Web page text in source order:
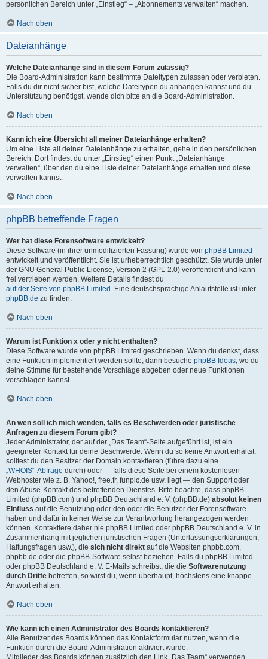
persönlichen Bereich unter „Einstieg“ – „Abonnements verwalten“ machen.
Nach oben
Dateianhänge
Welche Dateianhänge sind in diesem Forum zulässig?
Die Board-Administration kann bestimmte Dateitypen zulassen oder verbieten.
Falls du dir nicht sicher bist, welche Dateitypen du anhängen kannst und du
Unterstützung benötigst, wende dich bitte an die Board-Administration.
Nach oben
Kann ich eine Übersicht all meiner Dateianhänge erhalten?
Um eine Liste all deiner Dateianhänge zu erhalten, gehe in den persönlichen
Bereich. Dort findest du unter „Einstieg“ einen Punkt „Dateianhänge
verwalten“, über den du eine Liste deiner Dateianhänge erhalten und diese
verwalten kannst.
Nach oben
phpBB betreffende Fragen
Wer hat diese Forensoftware entwickelt?
Diese Software (in ihrer unmodifizierten Fassung) wurde von phpBB Limited
entwickelt und veröffentlicht. Sie ist urheberrechtlich geschützt. Sie wurde unter
der GNU General Public License, Version 2 (GPL-2.0) veröffentlicht und kann
frei vertrieben werden. Weitere Details findest du
auf der Seite von phpBB Limited . Eine deutschsprachige Anlaufstelle ist unter
phpBB.de zu finden.
Nach oben
Warum ist Funktion x oder y nicht enthalten?
Diese Software wurde von phpBB Limited geschrieben. Wenn du denkst, dass
eine Funktion implementiert werden sollte, dann besuche phpBB Ideas, wo du
deine Stimme für bestehende Vorschläge abgeben oder neue Funktionen
vorschlagen kannst.
Nach oben
An wen soll ich mich wenden, falls es Beschwerden oder juristische
Anfragen zu diesem Forum gibt?
Jeder Administrator, der auf der „Das Team“-Seite aufgeführt ist, ist ein
geeigneter Kontakt für deine Beschwerde. Wenn du so keine Antwort erhältst,
solltest du den Besitzer der Domain kontaktieren (führe dazu eine
„WHOIS“-Abfrage durch) oder — falls diese Seite bei einem kostenlosen
Webhoster wie z. B. Yahoo!, free.fr, funpic.de usw. liegt — den Support oder
den Abuse-Kontakt des betreffenden Dienstes. Bitte beachte, dass phpBB
Limited (phpBB.com) und phpBB Deutschland e. V. (phpBB.de) absolut keinen
Einfluss auf die Benutzung oder den oder die Benutzer der Forensoftware
haben und dafür in keiner Weise zur Verantwortung herangezogen werden
können. Kontaktiere daher nie phpBB Limited oder phpBB Deutschland e. V. in
Zusammenhang mit jeglichen juristischen Fragen (Unterlassungserklärungen,
Haftungsfragen usw.), die sich nicht direkt auf die Websiten phpbb.com,
phpbb.de oder die phpBB-Software selbst beziehen. Falls du phpBB Limited
oder phpBB Deutschland e. V. E-Mails schreibst, die die Softwarenutzung
durch Dritte betreffen, so wirst du, wenn überhaupt, höchstens eine knappe
Antwort erhalten.
Nach oben
Wie kann ich einen Administrator des Boards kontaktieren?
Alle Benutzer des Boards können das Kontaktformular nutzen, wenn die
Funktion durch die Board-Administration aktiviert wurde.
Mitglieder des Boards können zusätzlich den Link „Das Team“ verwenden.